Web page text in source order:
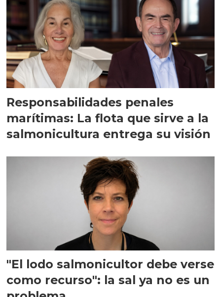
Responsabilidades penales
marítimas: La flota que sirve a la
salmonicultura entrega su visión
"El lodo salmonicultor debe verse
como recurso": la sal ya no es un